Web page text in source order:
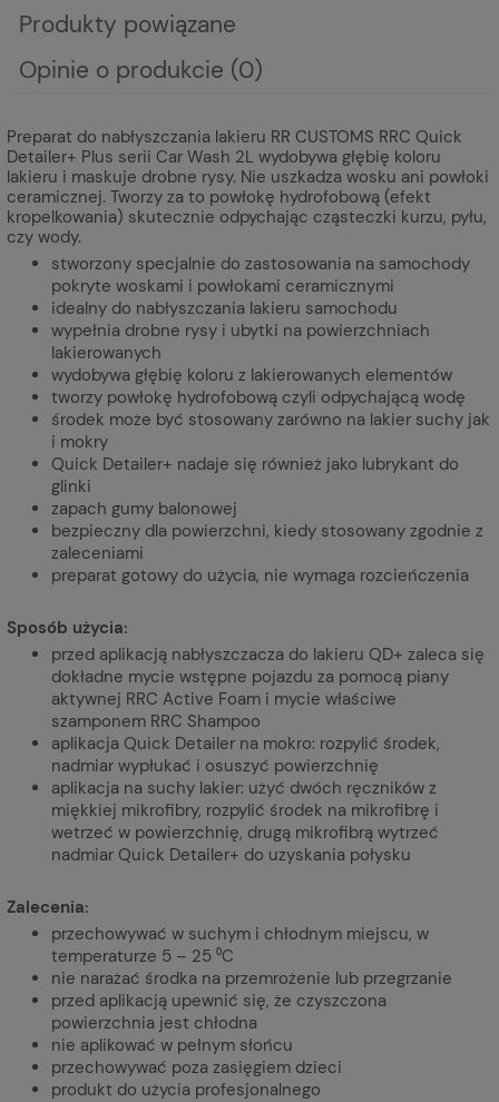
Produkty powiązane
Opinie o produkcie (0)
Preparat do nabłyszczania lakieru RR CUSTOMS RRC Quick
Detailer+ Plus serii Car Wash 2L wydobywa głębię koloru
lakieru i maskuje drobne rysy. Nie uszkadza wosku ani powłoki
ceramicznej. Tworzy za to powłokę hydrofobową (efekt
kropelkowania) skutecznie odpychając cząsteczki kurzu, pyłu,
czy wody.
stworzony specjalnie do zastosowania na samochody
pokryte woskami i powłokami ceramicznymi
idealny do nabłyszczania lakieru samochodu
wypełnia drobne rysy i ubytki na powierzchniach
lakierowanych
wydobywa głębię koloru z lakierowanych elementów
tworzy powłokę hydrofobową czyli odpychającą wodę
środek może być stosowany zarówno na lakier suchy jak
i mokry
Quick Detailer+ nadaje się również jako lubrykant do
glinki
zapach gumy balonowej
bezpieczny dla powierzchni, kiedy stosowany zgodnie z
zaleceniami
preparat gotowy do użycia, nie wymaga rozcieńczenia
Sposób użycia:
przed aplikacją nabłyszczacza do lakieru QD+ zaleca się
dokładne mycie wstępne pojazdu za pomocą piany
aktywnej RRC Active Foam i mycie właściwe
szamponem RRC Shampoo
aplikacja Quick Detailer na mokro: rozpylić środek,
nadmiar wypłukać i osuszyć powierzchnię
aplikacja na suchy lakier: użyć dwóch ręczników z
miękkiej mikrofibry, rozpylić środek na mikrofibrę i
wetrzeć w powierzchnię, drugą mikrofibrą wytrzeć
nadmiar Quick Detailer+ do uzyskania połysku
Zalecenia:
przechowywać w suchym i chłodnym miejscu, w
temperaturze 5 – 25 ⁰C
nie narażać środka na przemrożenie lub przegrzanie
przed aplikacją upewnić się, że czyszczona
powierzchnia jest chłodna
nie aplikować w pełnym słońcu
przechowywać poza zasięgiem dzieci
produkt do użycia profesjonalnego